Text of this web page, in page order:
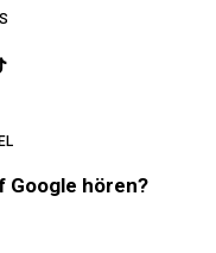
Google hören?